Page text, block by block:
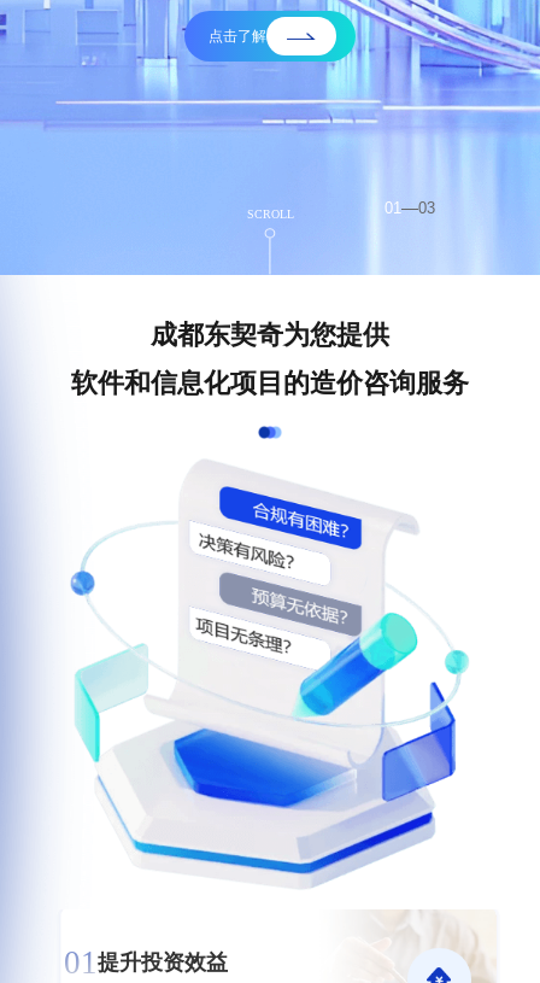
点击了解
SCROLL 01 03
成都东契奇为您提供
软件和信息化项目的造价咨询服务
01 提升投资效益